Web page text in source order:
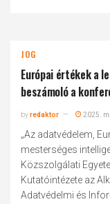
JOG
Európai értékek a
beszámoló a
byredaktor 2025.
„Az adatvédelem,
mesterséges
Közszolgálati
Kutatóintézete az
Adatvédelmi és